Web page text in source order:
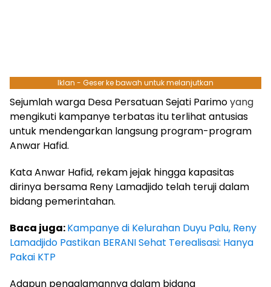
Iklan - Geser ke bawah untuk melanjutkan
Sejumlah warga Desa Persatuan Sejati Parimoyang
mengikuti kampanye terbatas itu terlihat antusias
untuk mendengarkan langsung program-program
Anwar Hafid.
Kata Anwar Hafid, rekam jejak hingga kapasitas
dirinya bersama Reny Lamadjido telah teruji dalam
bidang pemerintahan.
Baca juga:Kampanye di Kelurahan Duyu Palu, Reny
Lamadjido Pastikan BERANI Sehat Terealisasi: Hanya
Pakai KTP
Adapun pengalamannya dalam bidang